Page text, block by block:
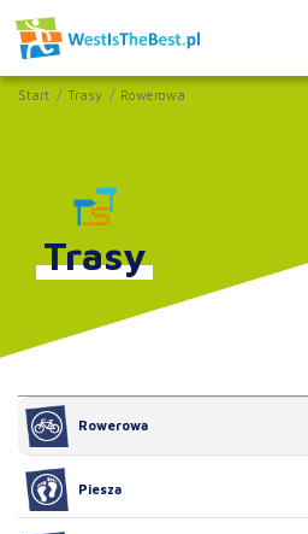
Start Trasy Rowerowa
Trasy
Rowerowa
Piesza